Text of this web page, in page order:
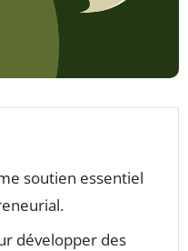
soutien essentiel
développer des